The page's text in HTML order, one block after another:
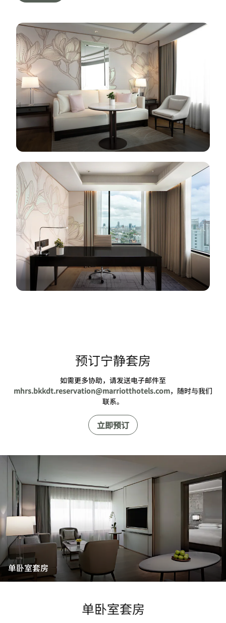
预订宁静套房
如需更多协助，请发送电子邮件至
mhrs.bkkdt.reservation@marriotthotels.com，随时与我们
联系。
立即预订
单卧室套房
单卧室套房